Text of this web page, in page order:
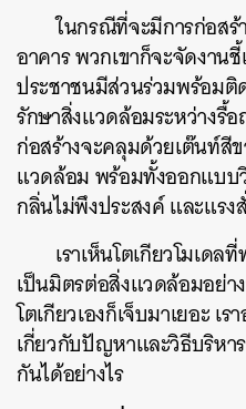
ในกรณีที่จะมีการก่อสร้
อาคาร พวกเขาก็จะจัดงาน
ประชาชนมีส่วนร่วมพร้อมติ
รักษาสิ่งแวดล้อมระหว่างรื้
ก่อสร้างจะคลุมด้วยเต๊นท์สี
แวดล้อม พร้อมทั้งออกแบบ
กลิ่นไม่พึงประสงค์ และแร
เราเห็นโตเกียวโมเด
เป็นมิตรต่อสิ่งแวดล้อมอย่
โตเกียวเองก็เจ็บมาเยอะ เ
เกี่ยวกับปัญหาและวิธีบริหา
กันได้อย่างไร